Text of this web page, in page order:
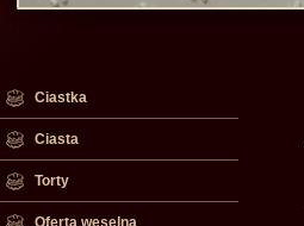
Ciastka
Ciasta
Torty
Oferta weselna